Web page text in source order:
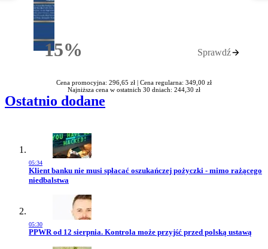
15%Rabatu Sprawdź
Cena promocyjna: 296,65 zł | Cena regularna: 349,00 zł
Najniższa cena w ostatnich 30 dniach: 244,30 zł
Ostatnio dodane
05:34
Przejdź do artykułu:
Klient banku nie musi spłacać oszukańczej pożyczki - mimo rażącego
niedbalstwa
05:30
Przejdź do artykułu:
PPWR od 12 sierpnia. Kontrola może przyjść przed polską ustawą